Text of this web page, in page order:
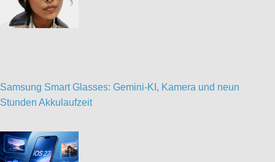
Samsung Smart Glasses: Gemini-KI, Kamera und neun
Stunden Akkulaufzeit